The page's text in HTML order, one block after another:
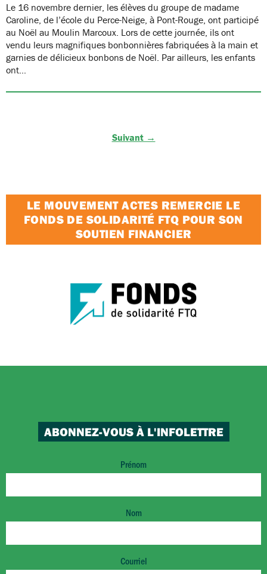
Le 16 novembre dernier, les élèves du groupe de madame
Caroline, de l’école du Perce-Neige, à Pont-Rouge, ont participé
au Noël au Moulin Marcoux. Lors de cette journée, ils ont
vendu leurs magnifiques bonbonnières fabriquées à la main et
garnies de délicieux bonbons de Noël. Par ailleurs, les enfants
ont…
Suivant →
LE MOUVEMENT ACTES REMERCIE LE
FONDS DE SOLIDARITÉ FTQ POUR SON
SOUTIEN FINANCIER
ABONNEZ-VOUS À L'INFOLETTRE
Prénom
Nom
Courriel